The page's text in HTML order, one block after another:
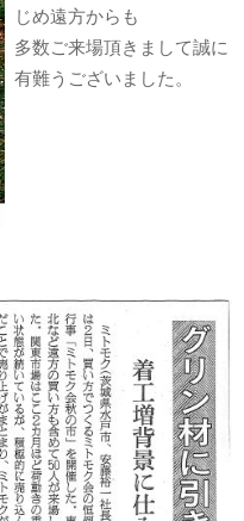
じめ遠方からも
多数ご来場頂きまして誠に
有難うございました。